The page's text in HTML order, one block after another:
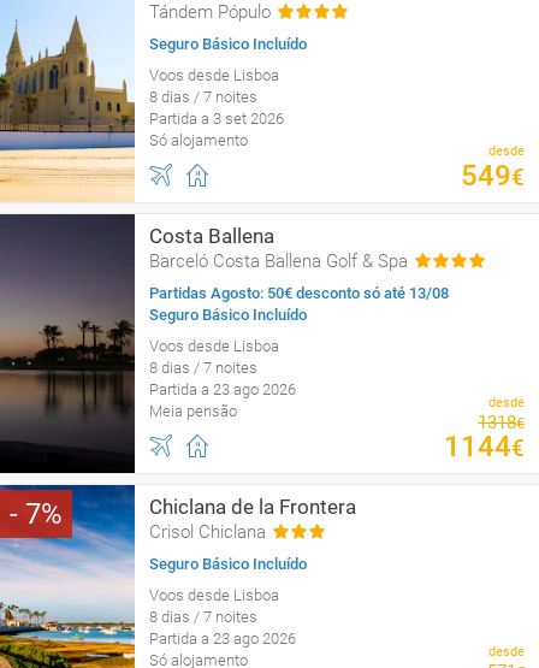
Tándem Pópulo
Seguro Básico Incluído
Voos desde Lisboa
8 dias / 7 noites
Partida a 3 set 2026
Só alojamento
desde
549€
Costa Ballena
Barceló Costa Ballena Golf & Spa
Partidas Agosto: 50€ desconto só até 13/08
Seguro Básico Incluído
Voos desde Lisboa
8 dias / 7 noites
Partida a 23 ago 2026
Meia pensão
desde
1318€
1144€
7 Chiclana de la Frontera
Crisol Chiclana
Seguro Básico Incluído
Voos desde Lisboa
8 dias / 7 noites
Partida a 23 ago 2026
Só alojamento
desde